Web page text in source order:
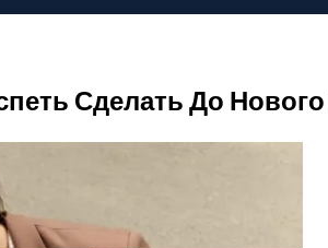
Сделать До Нового